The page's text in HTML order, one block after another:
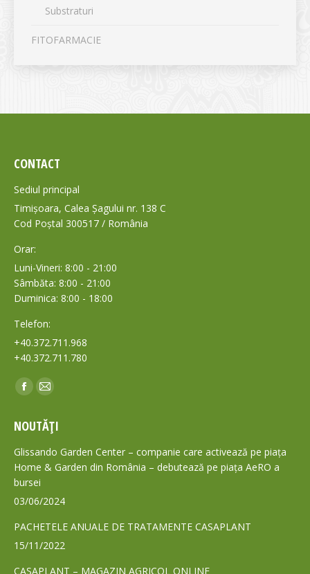
Substraturi
FITOFARMACIE
CONTACT
Sediul principal
Timișoara, Calea Șagului nr. 138 C
Cod Poștal 300517 / România
Orar:
Luni-Vineri: 8:00 - 21:00
Sâmbăta: 8:00 - 21:00
Duminica: 8:00 - 18:00
Telefon:
+40.372.711.968
+40.372.711.780
Find us on:
Facebook
opens
in
new
window
Mail
opens
in
new
NOUTĂȚI
Glissando Garden Center – companie care activează pe piața
Home & Garden din România – debutează pe piața AeRO a
bursei
03/06/2024
PACHETELE ANUALE DE TRATAMENTE CASAPLANT
15/11/2022
CASAPLANT – MAGAZIN AGRICOL ONLINE